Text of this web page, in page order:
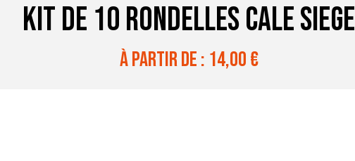
KIT DE 10 RONDELLES CALE SIEGE
à partir de : 14,00€